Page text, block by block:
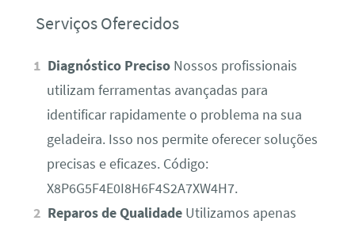
Serviços Oferecidos
Diagnóstico Preciso Nossos profissionais
utilizam ferramentas avançadas para
identificar rapidamente o problema na sua
geladeira. Isso nos permite oferecer soluções
precisas e eficazes. Código:
X8P6G5F4E0I8H6F4S2A7XW4H7.
Reparos de Qualidade Utilizamos apenas